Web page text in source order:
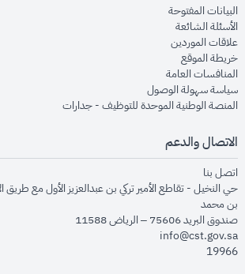
البيانات المفتوحةopens in new window
الأسئلة الشائعةopens in new window
علاقات الموردينopens in new window
خريطة الموقعopens in new window
المنافسات العامةopens in new window
سياسة سهولة الوصولopens in new window
المنصة الوطنية الموحدة للتوظيف - جداراتnew window
الاتصال والدعم
اتصل بنا
حي النخيل - تقاطع الأمير تركي بن عبدالعزيز الأول مع طريق
بن محمد
صندوق البريد 75606 – الرياض 11588
info@cst.gov.sa
19966